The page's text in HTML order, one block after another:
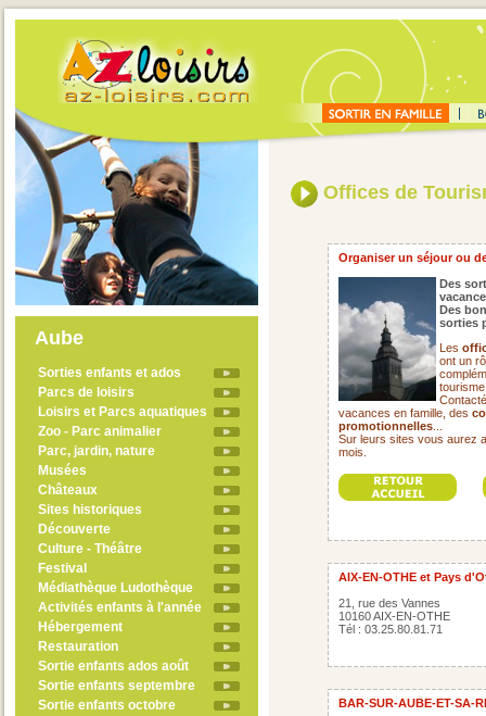
Aube
Sorties enfants et ados
Parcs de loisirs
Loisirs et Parcs aquatiques
Zoo - Parc animalier
Parc, jardin, nature
Musées
Châteaux
Sites historiques
Découverte
Culture - Théâtre
Festival
Médiathèque Ludothèque
Activités enfants à l'année
Hébergement
Restauration
Sortie enfants ados août
Sortie enfants septembre
Sortie enfants octobre
Offices de
Organiser un séjour ou
Des
Des
sorties
Les
ont un
vacances en famille, des
promotionnelles
Sur leurs sites vous aurez
mois.
AIX-EN-OTHE et Pays
21, rue des Vannes
10160 AIX-EN-OTHE
Tél : 03.25.80.81.71
BAR-SUR-AUBE-ET-SA-